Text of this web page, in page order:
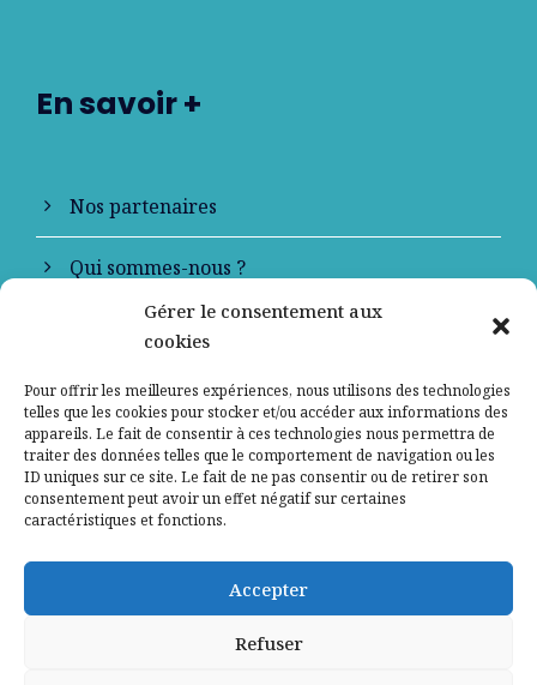
Gérer le consentement aux
cookies
Pour offrir les meilleures expériences, nous utilisons des technologies
telles que les cookies pour stocker et/ou accéder aux informations des
appareils. Le fait de consentir à ces technologies nous permettra de
traiter des données telles que le comportement de navigation ou les
ID uniques sur ce site. Le fait de ne pas consentir ou de retirer son
consentement peut avoir un effet négatif sur certaines
caractéristiques et fonctions.
Accepter
Refuser
En savoir +
Nos partenaires
Qui sommes-nous ?
Contactez-nous
Mentions légales
Politique de confidentialité